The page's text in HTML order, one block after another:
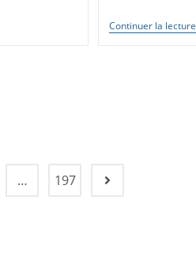
Continuer la lecture
… 197